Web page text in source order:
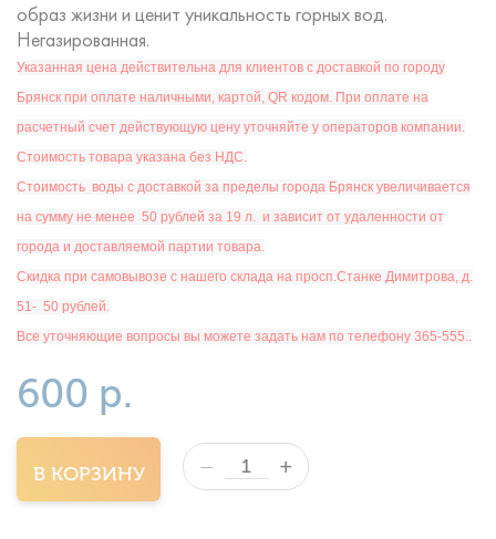
образ жизни и ценит уникальность горных вод.
Негазированная.
Указанная цена действительна для клиентов с доставкой по городу
Брянск при оплате наличными, картой, QR кодом. При оплате на
расчетный счет действующую цену уточняйте у операторов компании.
Стоимость товара указана без НДС.
Стоимость воды с доставкой за пределы города Брянск увеличивается
на сумму не менее 50 рублей за 19 л. и зависит от удаленности от
города и доставляемой партии товара.
Скидка при самовывозе с нашего склада на просп.Станке Димитрова, д.
51- 50 рублей.
Все уточняющие вопросы вы можете задать нам по телефону 365-555..
600 р.
В КОРЗИНУ — +